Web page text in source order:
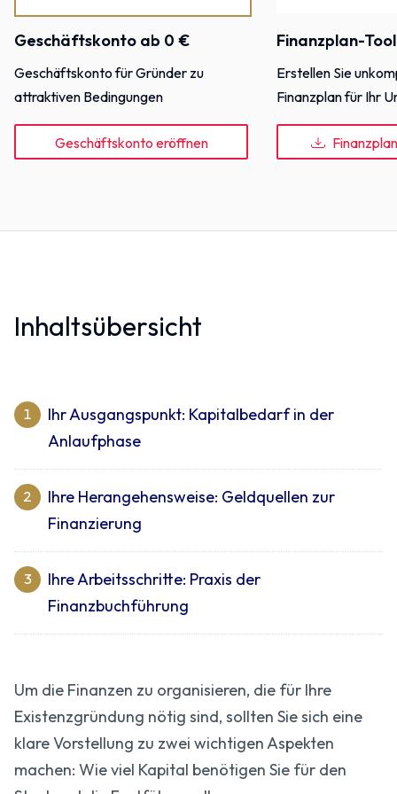
Geschäftskonto ab 0 €
Geschäftskonto für Gründer zu
attraktiven Bedingungen
Geschäftskonto eröffnen
Finanzplan-Tool
Erstellen Sie
Finanzplan für Ihr
Inhaltsübersicht
1
Ihr Ausgangspunkt: Kapitalbedarf in der
Anlaufphase
2
Ihre Herangehensweise: Geldquellen zur
Finanzierung
3
Ihre Arbeitsschritte: Praxis der
Finanzbuchführung
Um die Finanzen zu organisieren, die für Ihre
Existenzgründung nötig sind, sollten Sie sich eine
klare Vorstellung zu zwei wichtigen Aspekten
machen: Wie viel Kapital benötigen Sie für den